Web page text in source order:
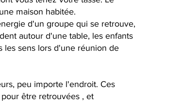
maison habitée.
d'un groupe qui se retrouve,
autour d'une table, les enfants
les sens lors d'une réunion de
peu importe l'endroit. Ces
être retrouvées , et